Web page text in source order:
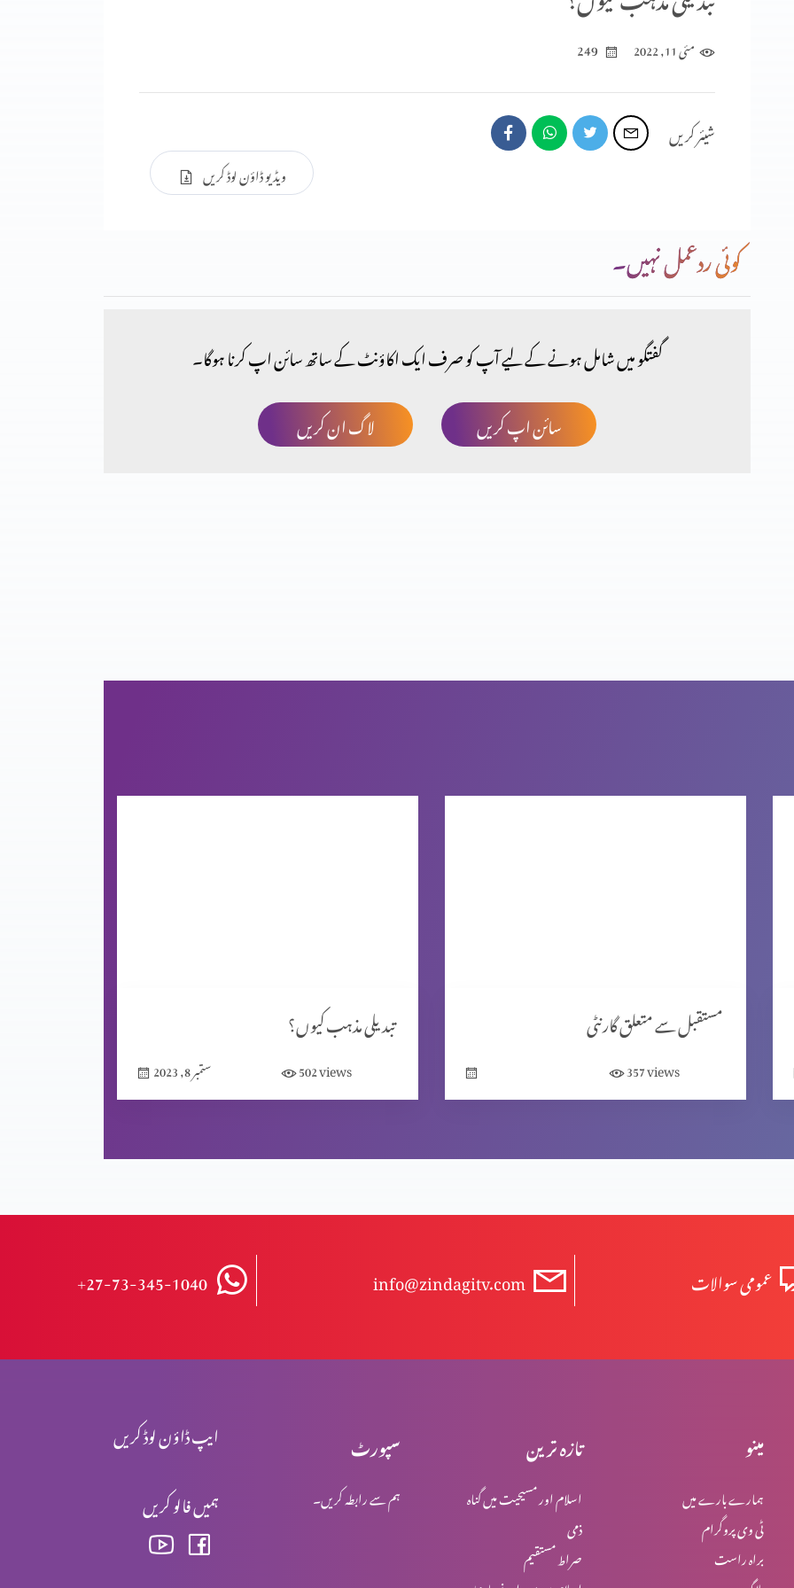
مئی 11, 2022 249
شیئر کریں
ویڈیو ڈاؤن لوڈ کریں
کوئی ردعمل نہیں۔
گفتگو میں شامل ہونے کے لیے آپ کو صرف ایک اکاؤنٹ کے ساتھ سائن اپ کرنا ہوگا۔
لاگ ان کریں
سائن اپ کریں
تبدیلی مذہب کیوں؟
ستمبر 8, 2023 502views
مستقبل سے متعلق گارنٹی
357views
+27-73-345-1040 info@zindagitv.com عمومی سوالات
ایپ ڈاؤن لوڈ کریں
ہمیں فالو کریں
سپورٹ
ہم سے رابطہ کریں۔
تازہ ترین
اسلام اور مسیحیت میں گناہ
ذمی
صراط مستقیم
مینو
ہمارے بارے میں
ٹی وی پروگرام
براہ راست